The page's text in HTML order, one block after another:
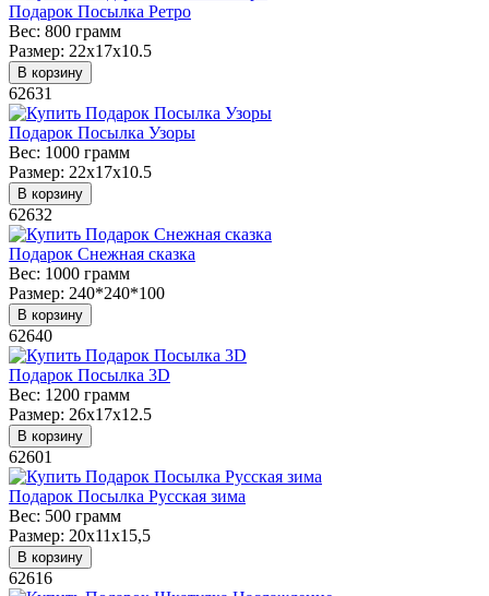
Подарок Посылка Ретро
Вес: 800 грамм
Размер: 22х17х10.5
В корзину
62631
Подарок Посылка Узоры
Вес: 1000 грамм
Размер: 22х17х10.5
В корзину
62632
Подарок Снежная сказка
Вес: 1000 грамм
Размер: 240*240*100
В корзину
62640
Подарок Посылка 3D
Вес: 1200 грамм
Размер: 26х17х12.5
В корзину
62601
Подарок Посылка Русская зима
Вес: 500 грамм
Размер: 20х11х15,5
В корзину
62616